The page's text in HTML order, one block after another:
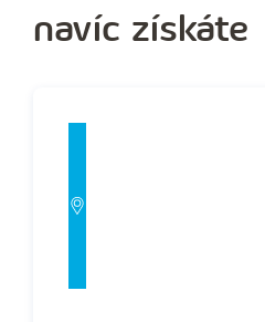
navíc získáte